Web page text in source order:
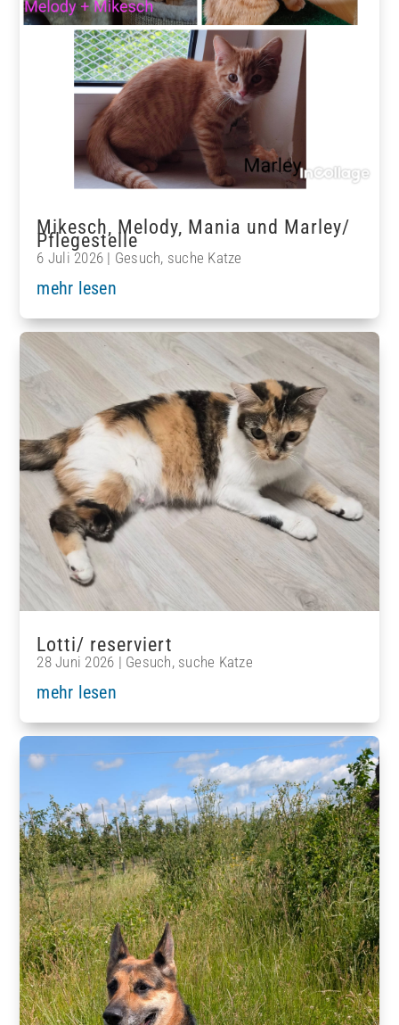
Mikesch, Melody, Mania und Marley/
Pflegestelle
6 Juli 2026 | Gesuch, suche Katze
mehr lesen
Lotti/ reserviert
28 Juni 2026 | Gesuch, suche Katze
mehr lesen